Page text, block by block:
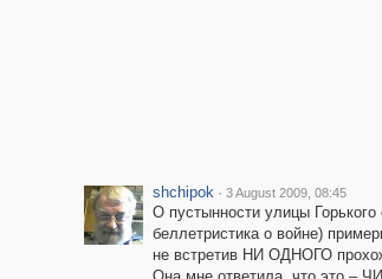
shchipok · 3 August 2009, 08:45
О пустынности улицы
беллетристика о войне)
не встретив НИ ОДНОГО